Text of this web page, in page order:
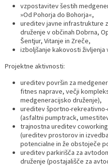
vzpostavitev šestih
»Od Pohorja do Bohorja«,
ureditev javne infrastrukture
druženje v občinah Dobrna,
Šentjur, Vitanje in Zreče,
izboljšanje kakovosti življenja
Projektne aktivnosti:
ureditev površin za
fitnes naprave, večji
medgeneracijsko druženje),
ureditev športno-
(asfaltni pumptrack,
trajnostna ureditev
(ureditev prostorov in
potencialne in že obstoječe
ureditev parkirišča za
druženje (postajališče za